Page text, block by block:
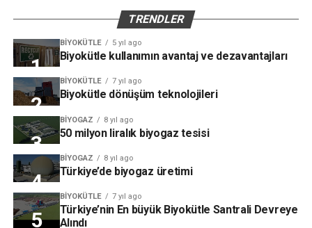
TRENDLER
BIYOKÜTLE 5 yıl ago
Biyokütle kullanımın avantaj ve dezavantajları
BIYOKÜTLE 7 yıl ago
Biyokütle dönüşüm teknolojileri
BIYOGAZ 8 yıl ago
50 milyon liralık biyogaz tesisi
BIYOGAZ 8 yıl ago
Türkiye’de biyogaz üretimi
BIYOKÜTLE 7 yıl ago
Türkiye’nin En büyük Biyokütle Santrali Devreye
Alındı